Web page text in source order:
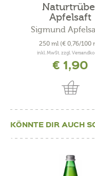
Apfelsaft
250 ml (€ 0,76/100
inkl. MwSt. zzgl.
€ 1,90
KÖNNTE DIR AUCH